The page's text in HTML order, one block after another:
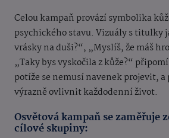
Celou kampaň provází symbolika
psychického stavu. Vizuály s titulky
vrásky na duši?“, „Myslíš, že máš
„Taky bys vyskočila z kůže?“
potíže se nemusí navenek projevit, a
výrazně ovlivnit každodenní život.
Osvětová kampaň se zaměřuje
cílové skupiny: